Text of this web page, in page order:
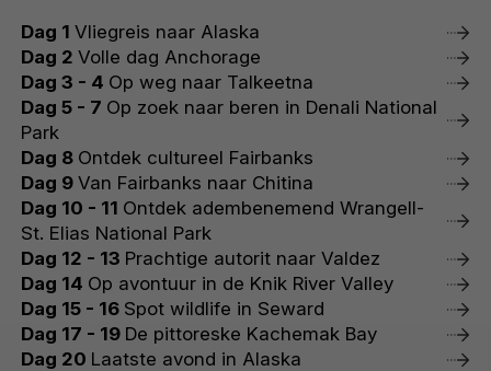
Dag 1 Vliegreis naar Alaska
Dag 2 Volle dag Anchorage
Dag 3 - 4 Op weg naar Talkeetna
Dag 5 - 7 Op zoek naar beren in Denali National
Park
Dag 8 Ontdek cultureel Fairbanks
Dag 9 Van Fairbanks naar Chitina
Dag 10 - 11 Ontdek adembenemend Wrangell-
St. Elias National Park
Dag 12 - 13 Prachtige autorit naar Valdez
Dag 14 Op avontuur in de Knik River Valley
Dag 15 - 16 Spot wildlife in Seward
Dag 17 - 19 De pittoreske Kachemak Bay
Dag 20 Laatste avond in Alaska